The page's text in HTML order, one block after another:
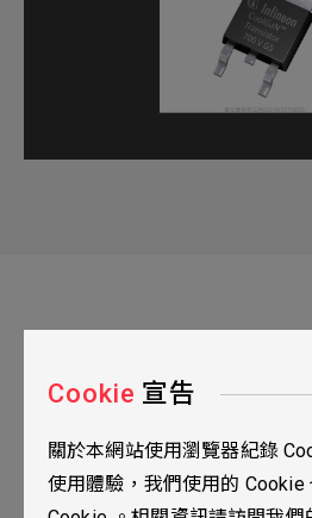
台北市115南港區三重路19之2號九
02-2655-0077
Cookie 宣告
關於本網站使用瀏覽器紀錄
使用體驗，我們使用的 Cookie